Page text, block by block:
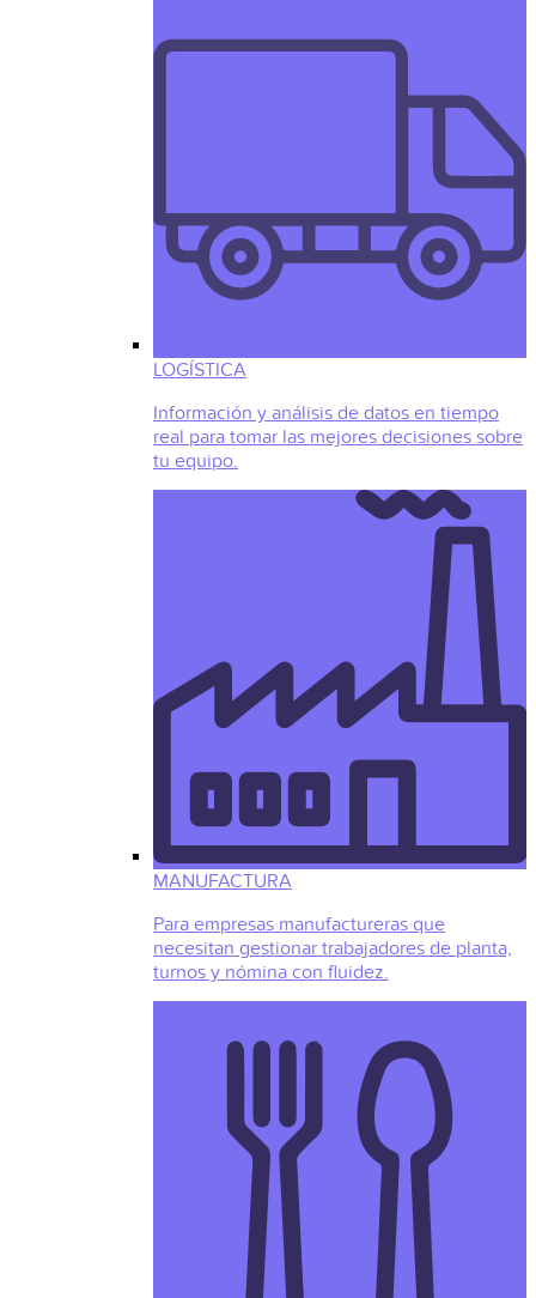
LOGÍSTICA
Información y análisis de datos en tiempo
real para tomar las mejores decisiones sobre
tu equipo.
MANUFACTURA
Para empresas manufactureras que
necesitan gestionar trabajadores de planta,
turnos y nómina con fluidez.